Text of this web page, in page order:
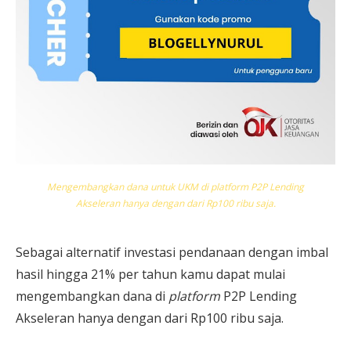
Mengembangkan dana untuk UKM di platform P2P Lending
Akseleran hanya dengan dari Rp100 ribu saja.
Sebagai alternatif investasi pendanaan dengan imbal
hasil hingga 21% per tahun kamu dapat mulai
mengembangkan dana di platform P2P Lending
Akseleran hanya dengan dari Rp100 ribu saja.